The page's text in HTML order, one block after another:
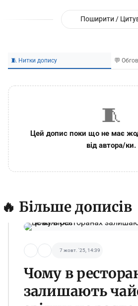
Поширити /
🧵 Нитки допису 💬
🧵
Цей допис поки що не має
від автора/ки.
🔥 Більше дописів
7 жовт. '25, 14:39
Чому в
залишають